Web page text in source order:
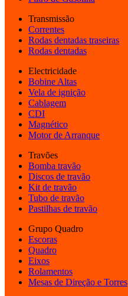
Transmissão
Correntes
Rodas dentadas traseiras
Rodas dentadas
Electricidade
Bobine Altas
Vela de ignição
Cablagem
CDI
Magnético
Motor de Arranque
Travões
Bomba travão
Discos de travão
Kit de travão
Tubo de travão
Pastilhas de travão
Grupo Quadro
Escoras
Quadro
Eixos
Rolamentos
Mesas de Direção e Torres